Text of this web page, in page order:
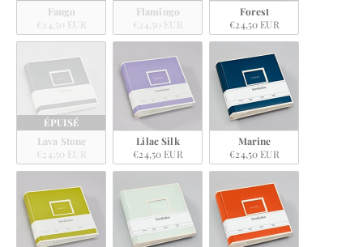
Fango
€24,50 EUR
Flamingo
€24,50 EUR
Forest
€24,50 EUR
ÉPUISÉ
Lava Stone
€24,50 EUR
Lilac Silk
€24,50 EUR
Marine
€24,50 EUR